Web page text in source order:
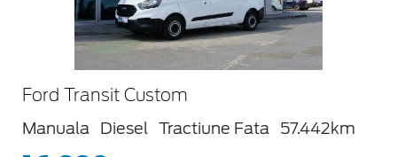
Ford Transit Custom
Manuala Diesel Tractiune Fata 57.442km